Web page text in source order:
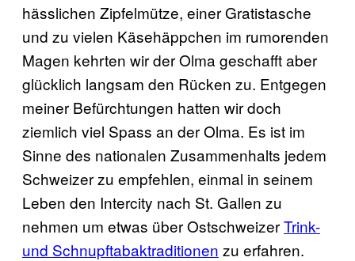
hässlichen Zipfelmütze, einer Gratistasche
und zu vielen Käsehäppchen im rumorenden
Magen kehrten wir der Olma geschafft aber
glücklich langsam den Rücken zu. Entgegen
meiner Befürchtungen hatten wir doch
ziemlich viel Spass an der Olma. Es ist im
Sinne des nationalen Zusammenhalts jedem
Schweizer zu empfehlen, einmal in seinem
Leben den Intercity nach St. Gallen zu
nehmen um etwas über OstschweizerTrink-
und Schnupftabaktraditionen zu erfahren.